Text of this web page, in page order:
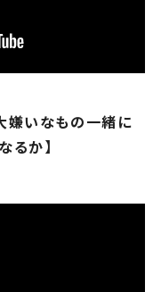
嫌いなもの一緒に
るか】